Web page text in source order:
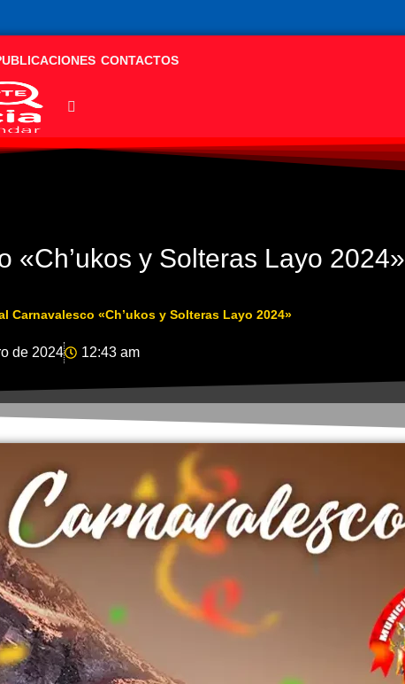
CONTACTOS
y Solteras Layo 2024»
Carnavalesco «Ch’ukos y Solteras Layo 2024»
de 2024 12:43 am